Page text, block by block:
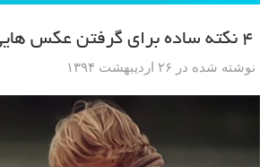
۴ نکته ساده برای گرفتن عکس هایی بهتر از کودکانتان
نوشته شده در ۲۶ اردیبهشت ۱۳۹۴